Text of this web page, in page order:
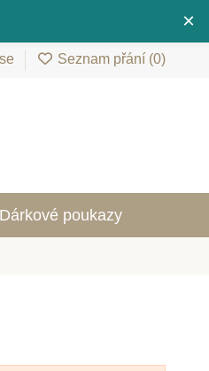
×
Seznam přání (0)
Dárkové poukazy